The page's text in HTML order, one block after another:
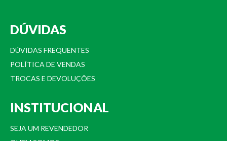
DÚVIDAS
DÚVIDAS FREQUENTES
POLÍTICA DE VENDAS
TROCAS E DEVOLUÇÕES
INSTITUCIONAL
SEJA UM REVENDEDOR